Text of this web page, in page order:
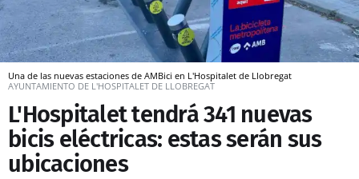
Una de las nuevas estaciones de AMBici en L'Hospitalet de Llobregat
AYUNTAMIENTO DE L'HOSPITALET DE LLOBREGAT
L'Hospitalet tendrá 341 nuevas
bicis eléctricas: estas serán sus
ubicaciones